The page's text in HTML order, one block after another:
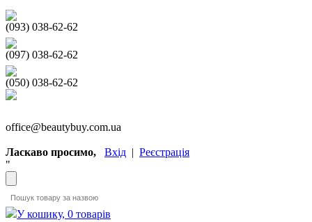
(093) 038-62-62
(097) 038-62-62
(050) 038-62-62
office@beautybuy.com.ua
Ласкаво просимо, Вхід | Реєстрація
"
У кошику, 0 товарів